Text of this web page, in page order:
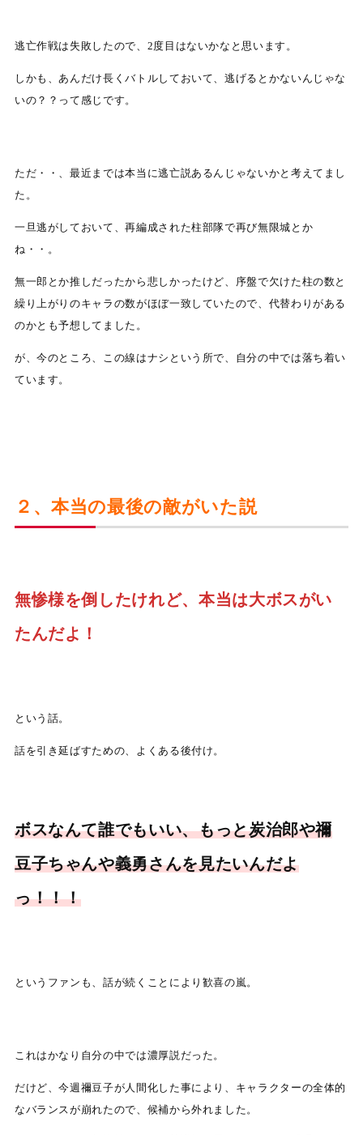
逃亡作戦は失敗したので、2度目はないかなと思います。
しかも、あんだけ長くバトルしておいて、逃げるとかないんじゃな
いの？？って感じです。
ただ・・、最近までは本当に逃亡説あるんじゃないかと考えてまし
た。
一旦逃がしておいて、再編成された柱部隊で再び無限城とか
ね・・。
無一郎とか推しだったから悲しかったけど、序盤で欠けた柱の数と
繰り上がりのキャラの数がほぼ一致していたので、代替わりがある
のかとも予想してました。
が、今のところ、この線はナシという所で、自分の中では落ち着い
ています。
２、本当の最後の敵がいた説
無惨様を倒したけれど、本当は大ボスがい
たんだよ！
という話。
話を引き延ばすための、よくある後付け。
ボスなんて誰でもいい、もっと炭治郎や禰
豆子ちゃんや義勇さんを見たいんだよ
っ！！！
というファンも、話が続くことにより歓喜の嵐。
これはかなり自分の中では濃厚説だった。
だけど、今週禰豆子が人間化した事により、キャラクターの全体的
なバランスが崩れたので、候補から外れました。